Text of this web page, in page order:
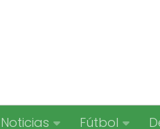
Noticias Fútbol